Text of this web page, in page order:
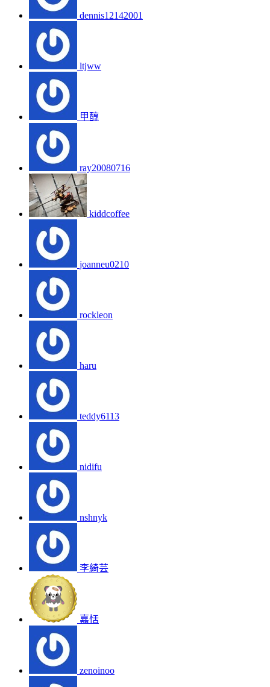
dennis12142001
ltjww
甲醇
ray20080716
kiddcoffee
joanneu0210
rockleon
haru
teddy6113
nidifu
nshnyk
李綺芸
嘉恬
zenoinoo